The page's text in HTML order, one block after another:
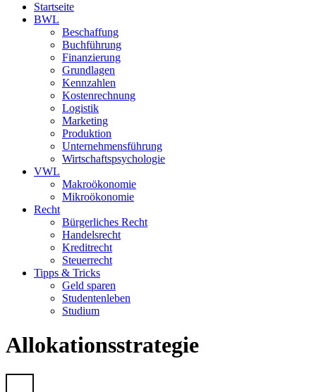
Startseite
BWL
Beschaffung
Buchführung
Finanzierung
Grundlagen
Kennzahlen
Kostenrechnung
Logistik
Marketing
Produktion
Unternehmensführung
Wirtschaftspsychologie
VWL
Makroökonomie
Mikroökonomie
Recht
Bürgerliches Recht
Handelsrecht
Kreditrecht
Steuerrecht
Tipps & Tricks
Geld sparen
Studentenleben
Studium
Allokationsstrategie